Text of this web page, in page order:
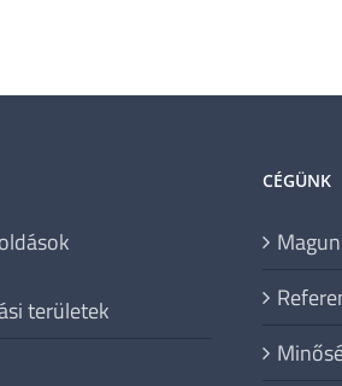
területek
CÉGÜNK